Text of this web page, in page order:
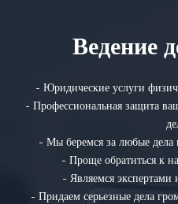
Ведение
- Юридические услуги
- Профессиональная защита
- Мы беремся за любые дела
- Проще обратиться к
- Являемся экспертами
- Придаем серьезные дела